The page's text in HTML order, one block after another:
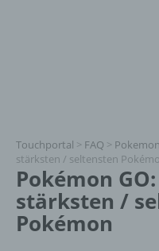
Touchportal > FAQ >
stärksten / seltensten
Pokémon
stärksten /
Pokémon